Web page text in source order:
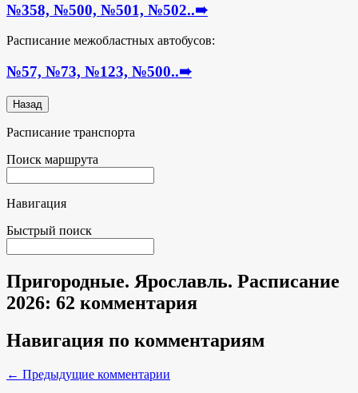
№358, №500, №501, №502..➠
Расписание межобластных автобусов:
№57, №73, №123, №500..➠
Расписание транспорта
Поиск маршрута
Навигация
Быстрый поиск
Пригородные. Ярославль. Расписание
2026: 62 комментария
Навигация по комментариям
← Предыдущие комментарии